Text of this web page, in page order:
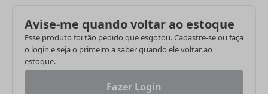
Avise-me quando voltar ao estoque
Esse produto foi tão pedido que esgotou. Cadastre-se ou faça
o login e seja o primeiro a saber quando ele voltar ao
estoque.
Fazer Login